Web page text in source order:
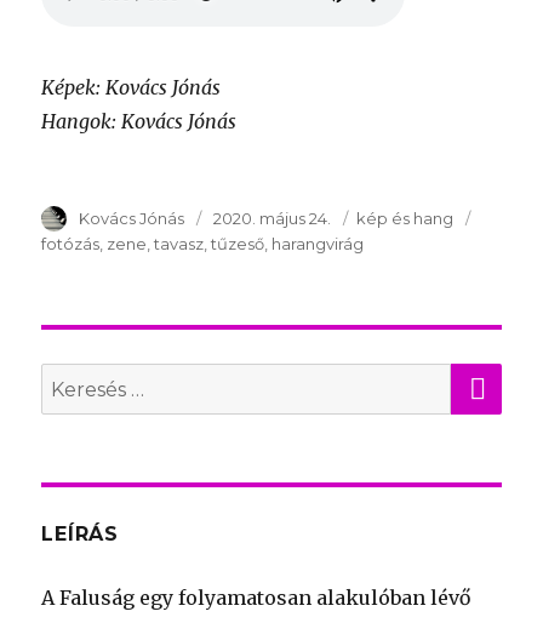
Képek: Kovács Jónás
Hangok: Kovács Jónás
Szerző
Kovács Jónás Publikálva
2020. május 24. Témakör
kép és hang
fotózás zene tavasz tűzeső harangvirág
Search
for:
LEÍRÁS
A Faluság egy folyamatosan alakulóban lévő